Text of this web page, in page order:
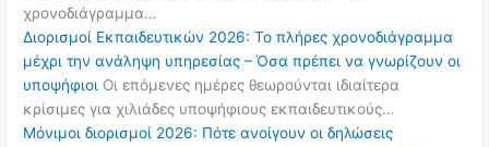
χρονοδιάγραμμα…
Διορισμοί Εκπαιδευτικών 2026: Το πλήρες χρονοδιάγραμμα
μέχρι την ανάληψη υπηρεσίας – Όσα πρέπει να γνωρίζουν οι
υποψήφιοι Οι επόμενες ημέρες θεωρούνται ιδιαίτερα
κρίσιμες για χιλιάδες υποψήφιους εκπαιδευτικούς…
Μόνιμοι διορισμοί 2026: Πότε ανοίγουν οι δηλώσεις